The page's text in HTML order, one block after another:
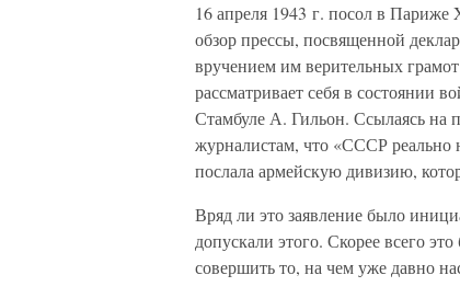
16 апреля 1943 г. посол в
обзор прессы, посвященной
вручением им верительных
рассматривает себя в состоянии
Стамбуле А. Гильон. Ссылаясь на
журналистам, что «СССР реально
послала армейскую дивизию,
Вряд ли это заявление было
допускали этого. Скорее всего
совершить то, на чем уже давно